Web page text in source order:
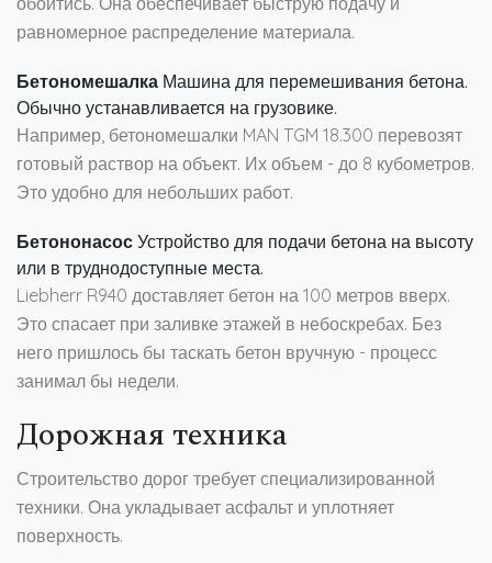
равномерное распределение материала.
Бетономешалка Машина для перемешивания бетона.
Обычно устанавливается на грузовике.
Например, бетономешалки MAN TGM 18.300 перевозят
готовый раствор на объект. Их объем - до 8 кубометров.
Это удобно для небольших работ.
Бетононасос Устройство для подачи бетона на высоту
или в труднодоступные места.
Liebherr R940 доставляет бетон на 100 метров вверх.
Это спасает при заливке этажей в небоскребах. Без
него пришлось бы таскать бетон вручную - процесс
занимал бы недели.
Дорожная техника
Строительство дорог требует специализированной
техники. Она укладывает асфальт и уплотняет
поверхность.